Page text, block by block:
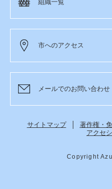
組織一覧
市へのアクセス
メールでのお問い合わせ
サイトマップ 著作権・
アクセ
Copyright